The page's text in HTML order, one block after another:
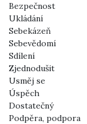
Bezpečnost
Ukládání
Sebekázeň
Sebevědomí
Sdílení
Zjednodušit
Usměj se
Úspěch
Dostatečný
Podpěra, podpora